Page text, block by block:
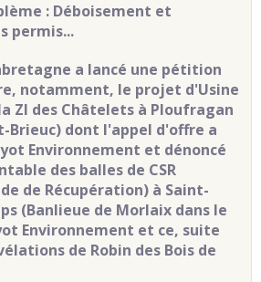
: Déboisement et
permis...
a lancé une pétition
notamment, le projet d'Usine
ZI des Châtelets à Ploufragan
Brieuc) dont l'appel d'offre a
Environnement et dénoncé
des balles de CSR
de Récupération) à Saint-
(Banlieue de Morlaix dans le
Environnement et ce, suite
de Robin des Bois de